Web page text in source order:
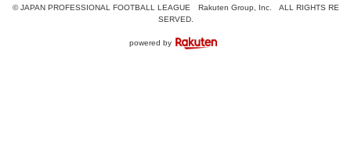
© JAPAN PROFESSIONAL FOOTBALL LEAGUE Rakuten Group, Inc. ALL RIGHTS RE
SERVED.
powered by